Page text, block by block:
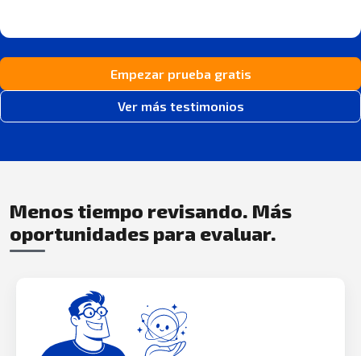
Empezar prueba gratis
Ver más testimonios
Menos tiempo revisando. Más
oportunidades para evaluar.